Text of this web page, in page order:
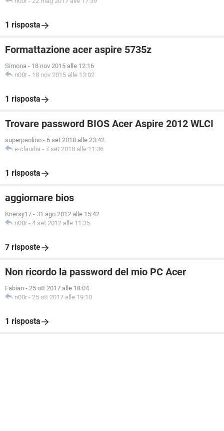
1 risposta
Formattazione acer aspire 5735z
Simona - 18 nov 2015 alle 12:16
n00r - 18 nov 2015 alle 13:02
1 risposta
Trovare password BIOS Acer Aspire 2012 WLCI
superpaolino - 6 set 2018 alle 23:42
e-claudia - 7 set 2018 alle 11:36
1 risposta
aggiornare bios
Knersy17 - 31 ago 2012 alle 15:42
n00r - 4 set 2012 alle 11:35
7 risposte
Non ricordo la password del mio PC Acer
Fabian - 25 ott 2017 alle 18:04
n00r - 25 ott 2017 alle 19:10
1 risposta